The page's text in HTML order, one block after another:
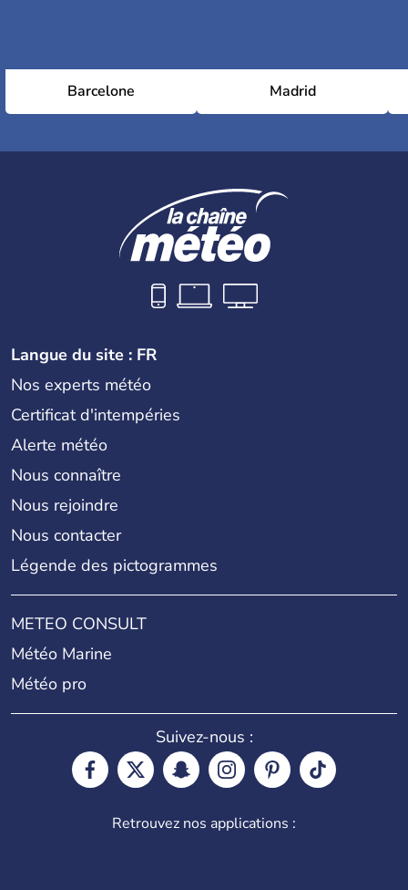
Barcelone Madrid
Langue du site : FR
Nos experts météo
Certificat d'intempéries
Alerte météo
Nous connaître
Nous rejoindre
Nous contacter
Légende des pictogrammes
METEO CONSULT
Météo Marine
Météo pro
Suivez-nous :
Retrouvez nos applications :